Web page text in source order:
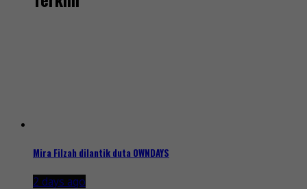
Mira Filzah dilantik duta OWNDAYS
2 days ago